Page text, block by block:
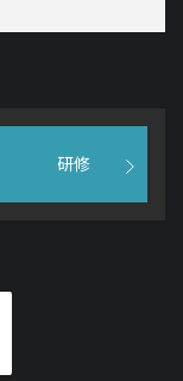
研修